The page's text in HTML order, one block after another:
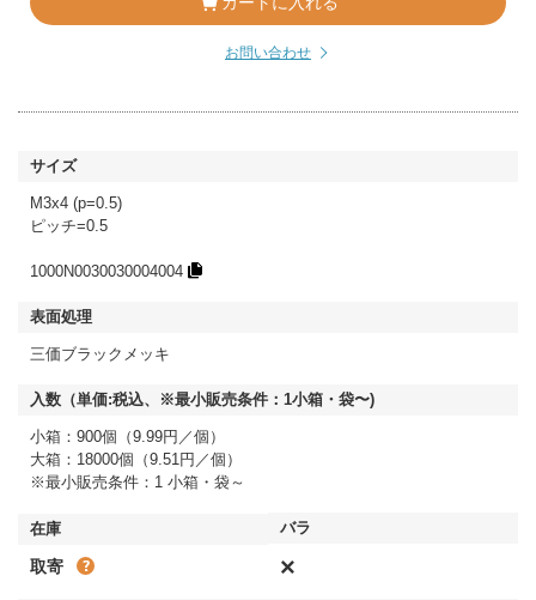
お問い合わせ
M3x4 (p=0.5)
ピッチ=0.5
1000N0030030004004
三価ブラックメッキ
小箱：900個（9.99円／個）
大箱：18000個（9.51円／個）
※最小販売条件：1 小箱・袋～
取寄 ×